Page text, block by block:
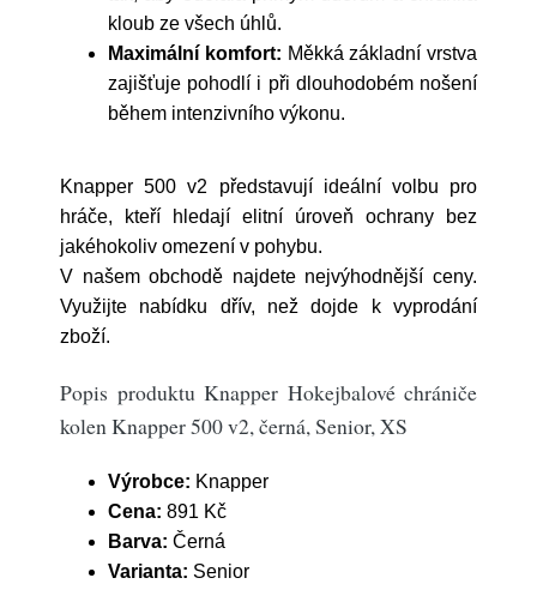
kloub ze všech úhlů.
Maximální komfort: Měkká základní vrstva
zajišťuje pohodlí i při dlouhodobém nošení
během intenzivního výkonu.
Knapper 500 v2 představují ideální volbu pro
hráče, kteří hledají elitní úroveň ochrany bez
jakéhokoliv omezení v pohybu.
V našem obchodě najdete nejvýhodnější ceny.
Využijte nabídku dřív, než dojde k vyprodání
zboží.
Popis produktu Knapper Hokejbalové chrániče
kolen Knapper 500 v2, černá, Senior, XS
Výrobce: Knapper
Cena: 891 Kč
Barva: Černá
Varianta: Senior